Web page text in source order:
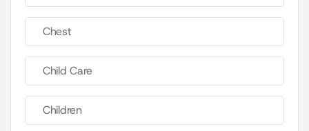
Chest
Child Care
Children